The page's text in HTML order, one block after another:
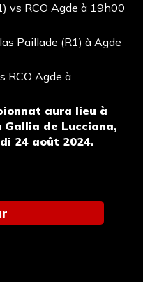
vs RCO Agde à 19h00
Paillade (R1) à Agde
RCO Agde à
aura lieu à
Gallia de Lucciana,
24 août 2024.